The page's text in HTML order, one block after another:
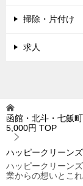
掃除・片付け
求人
函館・北斗・七飯
5,000円 TOP
ハッピークリーン
ハッピークリーン
業からの想いとこ